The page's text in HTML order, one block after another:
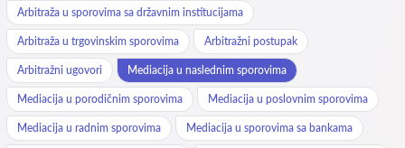
Arbitraža u sporovima sa državnim institucijama
Arbitraža u trgovinskim sporovima Arbitražni postupak
Arbitražni ugovori Mediacija u naslednim sporovima
Mediacija u porodičnim sporovima Mediacija u poslovnim sporovima
Mediacija u radnim sporovima Mediacija u sporovima sa bankama